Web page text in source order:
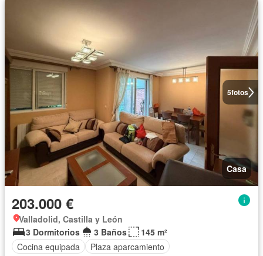
5fotos
Casa
203.000 €
Valladolid, Castilla y León
3 Dormitorios
3 Baños
145 m²
Cocina equipada
Plaza aparcamiento